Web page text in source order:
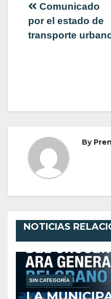
de
Comunicado
por el estado de
transporte
By
NOTICIAS
SIN CATEGORÍA